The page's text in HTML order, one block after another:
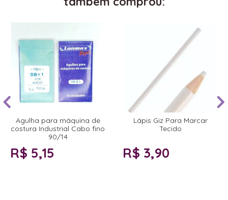
Agulha para máquina de
costura Industrial Cabo fino
90/14
R$ 5,15
Lápis Giz Para Marcar
Tecido
R$ 3,90